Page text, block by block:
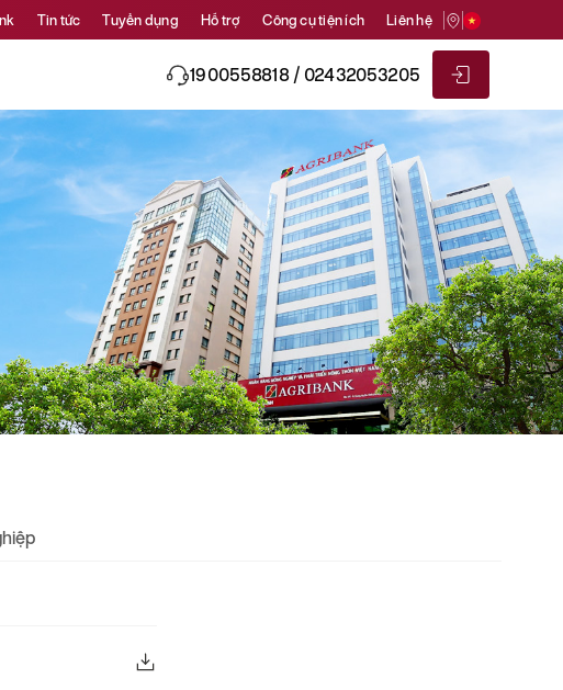
Tin tức Tuyển dụng Hỗ trợ Công cụ tiện ích Liên hệ
1900558818 / 02432053205